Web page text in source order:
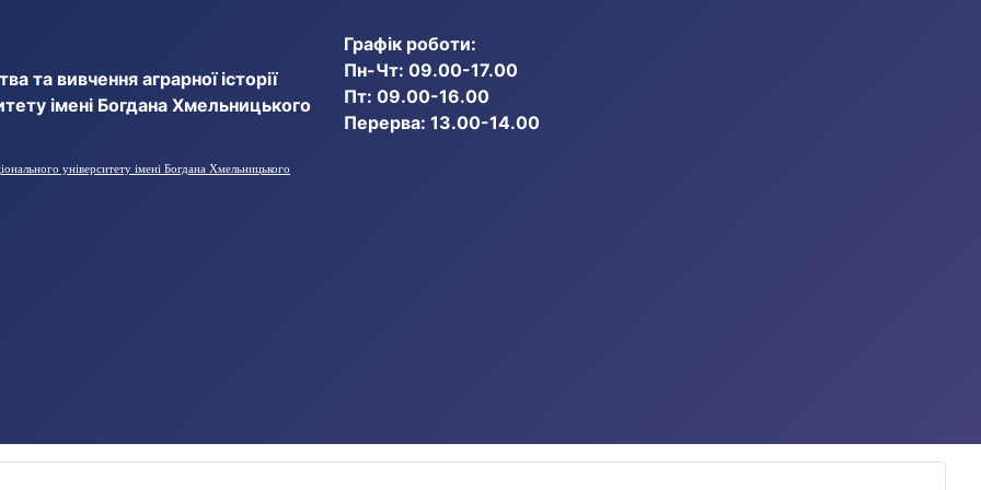
та вивчення аграрної історії
імені Богдана Хмельницького
Графік роботи:
Пн-Чт: 09.00-17.00
Пт: 09.00-16.00
Перерва: 13.00-14.00
університету імені Богдана Хмельницького